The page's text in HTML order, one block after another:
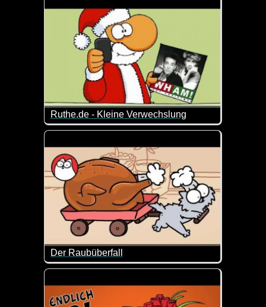
Ruthe.de - Kleine Verwechslung
Auch der Weihnachtsmann ist nicht fehlerfrei ;-)
Der Raubüberfall
Simon's Cat hat nur Blödsinn im Kopf und